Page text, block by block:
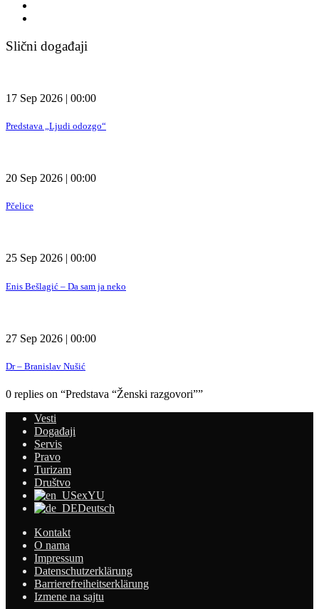
Slični događaji
17 Sep 2026 | 00:00
Predstava „Ljudi odozgo“
20 Sep 2026 | 00:00
Pčelice
25 Sep 2026 | 00:00
Enis Bešlagić – Da sam ja neko
27 Sep 2026 | 00:00
Dr – Branislav Nušić
0 replies on “Predstava “Ženski razgovori””
Vesti
Događaji
Servis
Pravo
Turizam
Društvo
exYU
Deutsch
Kontakt
O nama
Impressum
Datenschutzerklärung
Barrierefreiheitserklärung
Izmene na sajtu